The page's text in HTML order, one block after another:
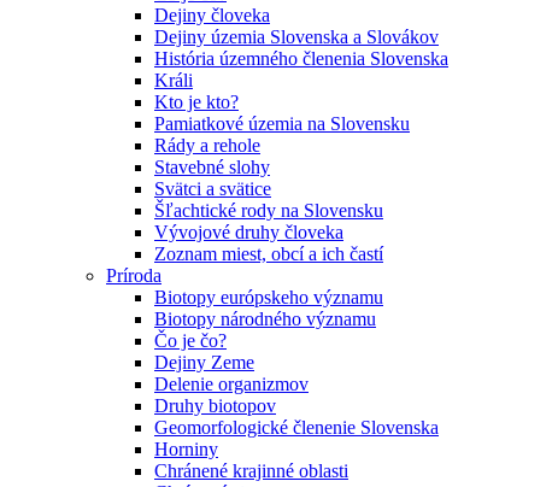
Dejiny človeka
Dejiny územia Slovenska a Slovákov
História územného členenia Slovenska
Králi
Kto je kto?
Pamiatkové územia na Slovensku
Rády a rehole
Stavebné slohy
Svätci a svätice
Šľachtické rody na Slovensku
Vývojové druhy človeka
Zoznam miest, obcí a ich častí
Príroda
Biotopy európskeho významu
Biotopy národného významu
Čo je čo?
Dejiny Zeme
Delenie organizmov
Druhy biotopov
Geomorfologické členenie Slovenska
Horniny
Chránené krajinné oblasti